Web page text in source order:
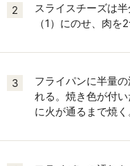
2
スライスチーズは
（1）にのせ、肉を2
3
フライパンに半量
れる。焼き色が付
に火が通るまで焼